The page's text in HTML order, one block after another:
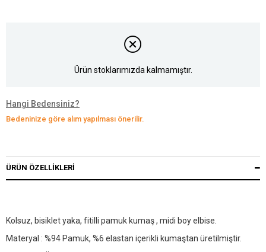
Ürün stoklarımızda kalmamıştır.
Hangi Bedensiniz?
Bedeninize göre alım yapılması önerilir.
ÜRÜN ÖZELLIKLERI
Kolsuz, bisiklet yaka, fitilli pamuk kumaş , midi boy elbise.
Materyal : %94 Pamuk, %6 elastan içerikli kumaştan üretilmiştir.